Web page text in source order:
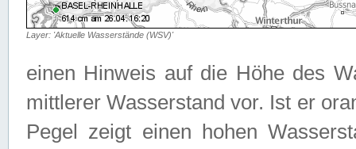
Layer: 'Aktuelle Wasserstände (WSV)'
einen Hinweis auf die Höhe des
mittlerer Wasserstand vor. Ist er
Pegel zeigt einen hohen